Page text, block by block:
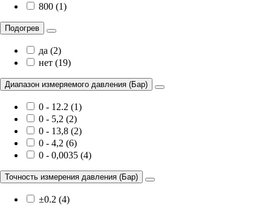
800 (1)
Подогрев
да (2)
нет (19)
Диапазон измеряемого давления (Бар)
0 - 12.2 (1)
0 - 5,2 (2)
0 - 13,8 (2)
0 - 4,2 (6)
0 - 0,0035 (4)
Точность измерения давления (Бар)
±0.2 (4)